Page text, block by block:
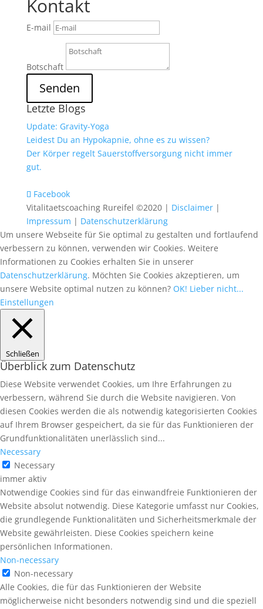
Kontakt
E-mail
Botschaft
Senden
Letzte Blogs
Update: Gravity-Yoga
Leidest Du an Hypokapnie, ohne es zu wissen?
Der Körper regelt Sauerstoffversorgung nicht immer
gut.
Facebook
Vitalitaetscoaching Rureifel ©2020 | Disclaimer|
Impressum | Datenschutzerklärung
Um unsere Webseite für Sie optimal zu gestalten und fortlaufend
verbessern zu können, verwenden wir Cookies. Weitere
Informationen zu Cookies erhalten Sie in unserer
Datenschutzerklärung. Möchten Sie Cookies akzeptieren, um
unsere Website optimal nutzen zu können? OK! Lieber nicht...
Einstellungen
Schließen
Überblick zum Datenschutz
Diese Website verwendet Cookies, um Ihre Erfahrungen zu
verbessern, während Sie durch die Website navigieren. Von
diesen Cookies werden die als notwendig kategorisierten Cookies
auf Ihrem Browser gespeichert, da sie für das Funktionieren der
Grundfunktionalitäten unerlässlich sind...
Necessary
Necessary
immer aktiv
Notwendige Cookies sind für das einwandfreie Funktionieren der
Website absolut notwendig. Diese Kategorie umfasst nur Cookies,
die grundlegende Funktionalitäten und Sicherheitsmerkmale der
Website gewährleisten. Diese Cookies speichern keine
persönlichen Informationen.
Non-necessary
Non-necessary
Alle Cookies, die für das Funktionieren der Website
möglicherweise nicht besonders notwendig sind und die speziell